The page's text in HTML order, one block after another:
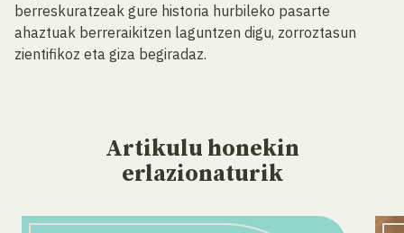
berreskuratzeak gure historia hurbileko pasarte
ahaztuak berreraikitzen laguntzen digu, zorroztasun
zientifikoz eta giza begiradaz.
Artikulu honekin
erlazionaturik